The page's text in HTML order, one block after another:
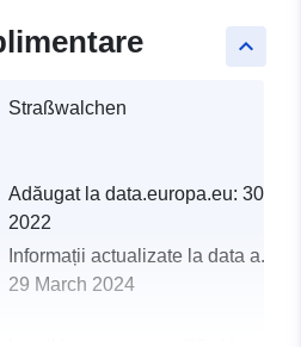
keyboard_arrow_up
Straßwalchen
Adăugat la data.europa.eu: 30
2022
Informații actualizate la data
29 March 2024